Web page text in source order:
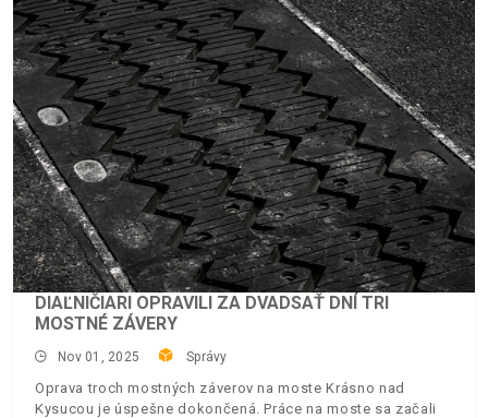
DIAĽNIČIARI OPRAVILI ZA DVADSAŤ DNÍ TRI
MOSTNÉ ZÁVERY
Nov 01, 2025 Správy
Oprava troch mostných záverov na moste Krásno nad
Kysucou je úspešne dokončená. Práce na moste sa začali